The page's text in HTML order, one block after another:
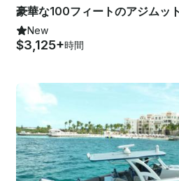
New
$3,125+時間